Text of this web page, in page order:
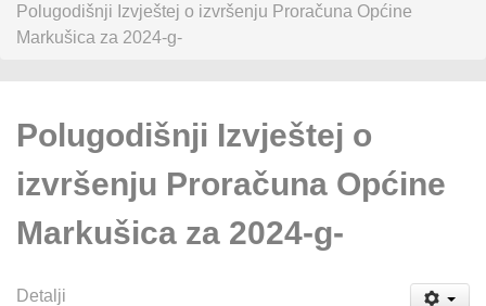
Polugodišnji Izvještej o izvršenju Proračuna Općine
Markušica za 2024-g-
Polugodišnji Izvještej o
izvršenju Proračuna Općine
Markušica za 2024-g-
Detalji